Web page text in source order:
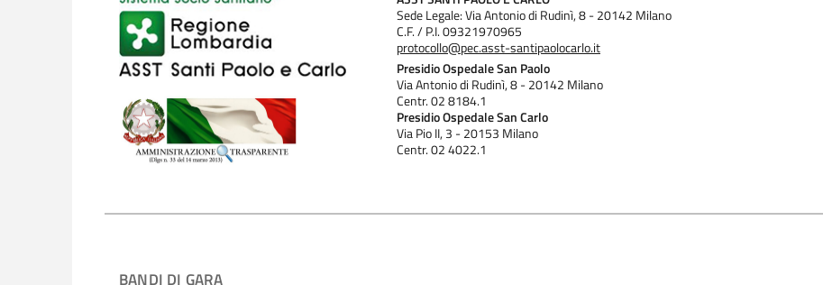
Sede Legale: Via Antonio di Rudinì, 8 - 20142 Milano
C.F. / P.I. 09321970965
protocollo@pec.asst-santipaolocarlo.it
Presidio Ospedale San Paolo
Via Antonio di Rudinì, 8 - 20142 Milano
Centr. 02 8184.1
Presidio Ospedale San Carlo
Via Pio II, 3 - 20153 Milano
Centr. 02 4022.1
BANDI DI GARA